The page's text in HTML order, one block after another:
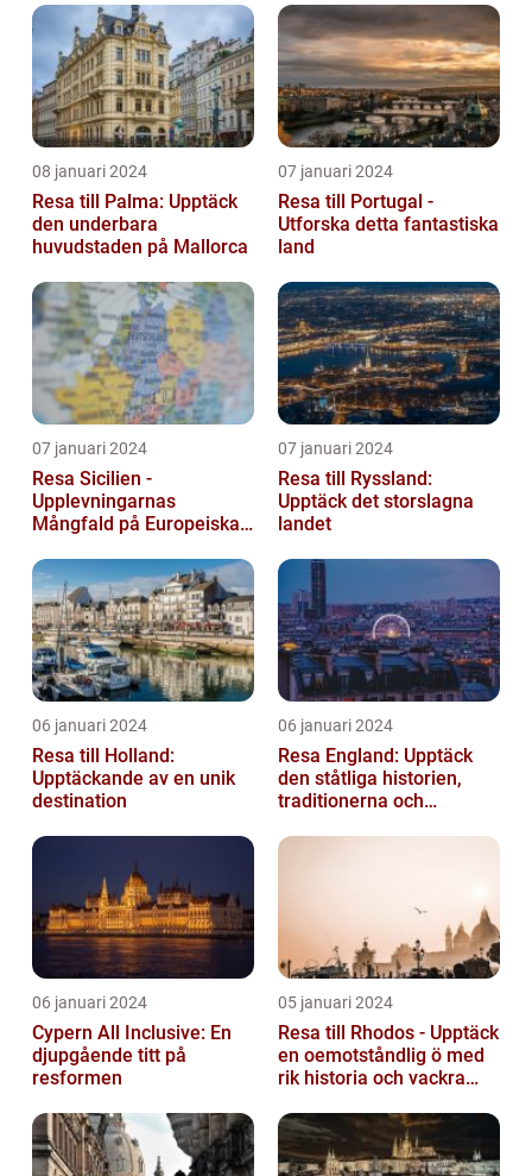
08 januari 2024
Resa till Palma: Upptäck
den underbara
huvudstaden på Mallorca
07 januari 2024
Resa till Portugal -
Utforska detta fantastiska
land
07 januari 2024
Resa Sicilien -
Upplevningarnas
Mångfald på Europeiska
07 januari 2024
Resa till Ryssland:
Upptäck det storslagna
landet
06 januari 2024
Resa till Holland:
Upptäckande av en unik
destination
06 januari 2024
Resa England: Upptäck
den ståtliga historien,
traditionerna och
06 januari 2024
Cypern All Inclusive: En
djupgående titt på
resformen
05 januari 2024
Resa till Rhodos - Upptäck
en oemotståndlig ö med
rik historia och vackra